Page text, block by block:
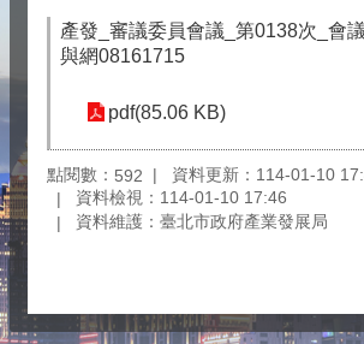
產發_審議委員會議_第0138次_會
與網08161715
pdf(85.06 KB)
點閱數： 592
資料更新：114-01-10
資料檢視：114-01-10 17:46
資料維護：臺北市政府產業發展局